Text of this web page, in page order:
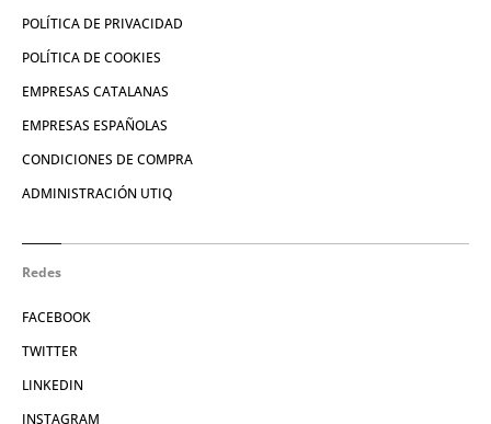
POLÍTICA DE PRIVACIDAD
POLÍTICA DE COOKIES
EMPRESAS CATALANAS
EMPRESAS ESPAÑOLAS
CONDICIONES DE COMPRA
ADMINISTRACIÓN UTIQ
Redes
FACEBOOK
TWITTER
LINKEDIN
INSTAGRAM